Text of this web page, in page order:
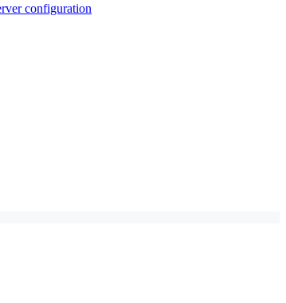
configuration